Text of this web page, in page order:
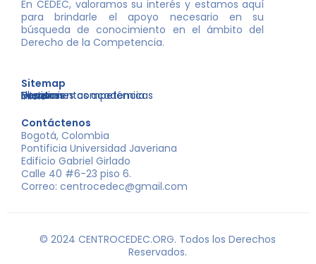
En CEDEC, valoramos su interés y estamos aquí
para brindarle el apoyo necesario en su
búsqueda de conocimiento en el ámbito del
Derecho de la Competencia.
Sitemap
Inicio
Nosotros
Libros
Decisiones competencia
Eventos
Herramientas académicas
Contáctenos
Bogotá, Colombia
Pontificia Universidad Javeriana
Edificio Gabriel Girlado
Calle 40 #6-23 piso 6.
Correo: centrocedec@gmail.com
© 2024 CENTROCEDEC.ORG. Todos los Derechos
Reservados.